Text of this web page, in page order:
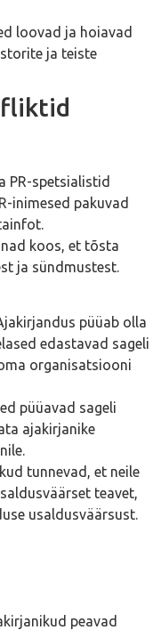
loovad ja hoiavad
ja teiste
PR-spetsialistid
inimesed pakuvad
koos, et tõsta
ja sündmustest.
püüab olla
edastavad sageli
organisatsiooni
püüavad sageli
ajakirjanike
tunnevad, et neile
teavet,
usaldusväärsust.
peavad